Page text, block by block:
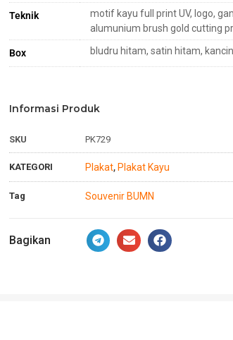
Teknik
motif kayu full print UV, logo,
alumunium brush gold cutting
Box bludru hitam, satin hitam,
Informasi Produk
SKU PK729
KATEGORI Plakat, Plakat Kayu
Tag Souvenir BUMN
Bagikan